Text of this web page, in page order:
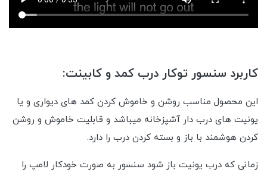
کاربرد سنسور توکار درب کمد و کابینت:
این محصول مناسب روشن و خاموش کردن کمد های دیواری و یا
یونیت های درب دار آشپزخانه میباشد و قابلیت خاموش و روشن
کردن هوشمند با باز و بسته کردن درب را دارد.
زمانی که درب یونیت باز شود سنسور به صورت خودکار لامپ را